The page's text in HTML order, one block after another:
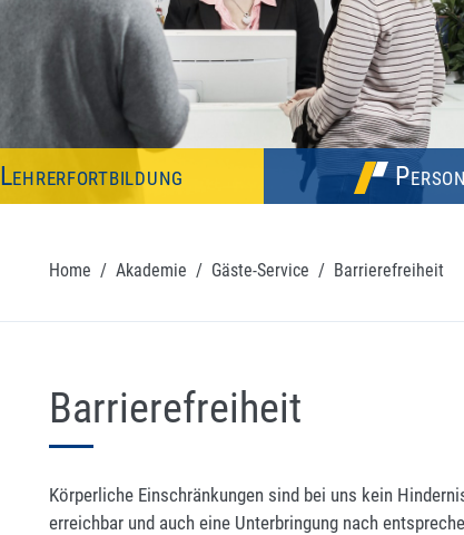
Lehrerfortbildung
Home / Akademie / Gäste-Service / Barrierefreiheit
Barrierefreiheit
Körperliche Einschränkungen sind bei uns kein
erreichbar und auch eine Unterbringung nach